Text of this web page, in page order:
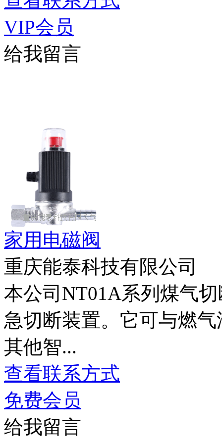
VIP会员
给我留言
家用电磁阀
重庆能泰科技有限公司
本公司NT01A系列煤气
急切断装置。它可与燃
其他智...
查看联系方式
免费会员
给我留言